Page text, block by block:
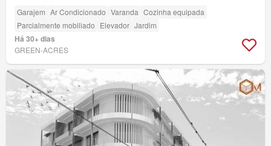
Garajem Ar Condicionado Varanda Cozinha equipada
Parcialmente mobiliado Elevador Jardim
Há 30+ dias
GREEN-ACRES